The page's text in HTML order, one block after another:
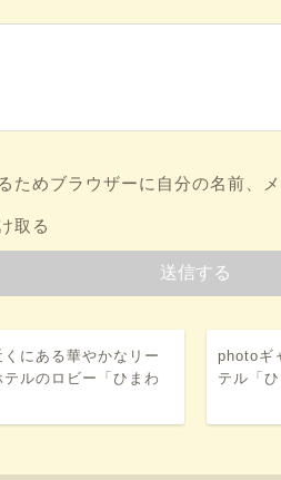
ためブラウザーに自分の名前、
取る
くにある華やかなリー
テルのロビー「ひまわ
photoギ
テル「ひ